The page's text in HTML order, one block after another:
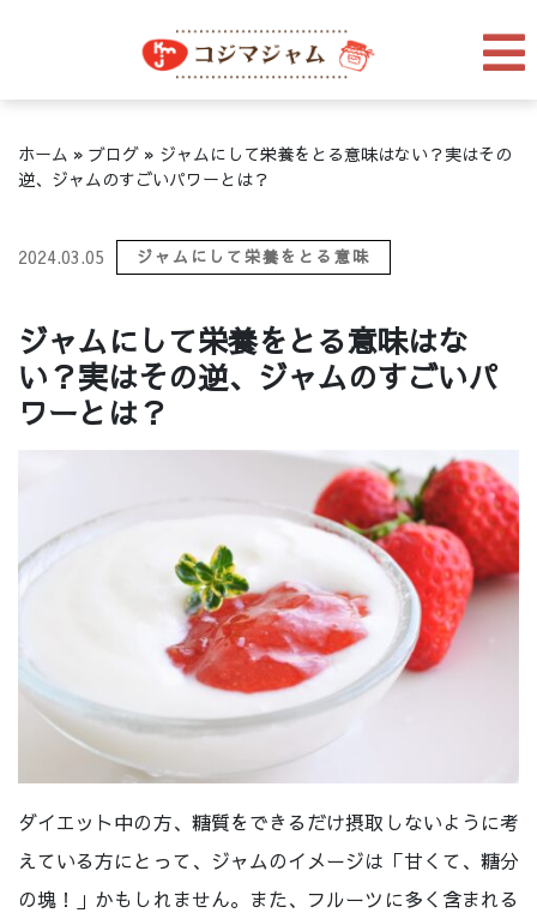
ホーム » ブログ » ジャムにして栄養をとる意味はない？実はその
逆、ジャムのすごいパワーとは？
2024.03.05 ジャムにして栄養をとる意味
ジャムにして栄養をとる意味はな
い？実はその逆、ジャムのすごいパ
ワーとは？
ダイエット中の方、糖質をできるだけ摂取しないように考
えている方にとって、ジャムのイメージは「甘くて、糖分
の塊！」かもしれません。また、フルーツに多く含まれる